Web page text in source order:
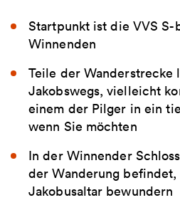
Startpunkt ist die VVS S-
Winnenden
Teile der Wanderstrecke
Jakobswegs, vielleicht
einem der Pilger in ein
wenn Sie möchten
In der Winnender
der Wanderung befindet,
Jakobusaltar bewundern